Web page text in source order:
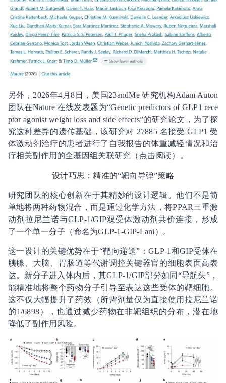
另外，2026年4月8日，美国23andMe 研究机构Adam Auton
团队在Nature 在线发表题为“Genetic predictors of GLP1 rece
ptor agonist weight loss and side effects”的研究论文，为了探
究这种差异的遗传基础，该研究对 27885 名接受 GLP1 受
体激动剂治疗的患者进行了自我报告的体重减轻情况和治
疗相关副作用的全基因组关联研究（点击阅读）。
设计巧思：精准的“靶向导弹”策略
研究团队的核心创新在于其精妙的设计逻辑。他们不是简
单地将两种药物混合，而是通过化学方法，将PPAR三重激
动剂拉尼兰诺与GLP-1/GIP双受体激动剂共价连接，形成
了一个单一分子（命名为GLP-1-GIP-Lani）。
这一设计的关键优势在于“靶向递送”：GLP-1和GIP受体在
胰腺、大脑、胃肠道等代谢调控关键器官的细胞表面高表
达。新分子进入体内后，其GLP-1/GIP部分如同“导航头”，
能精准地将整个药物分子引导至表达这些受体的靶细胞。
这不仅大幅提升了药效（所需剂量仅为直接使用拉尼兰诺
的1/6898），也通过减少药物在非靶组织的分布，潜在地
降低了副作用风险。